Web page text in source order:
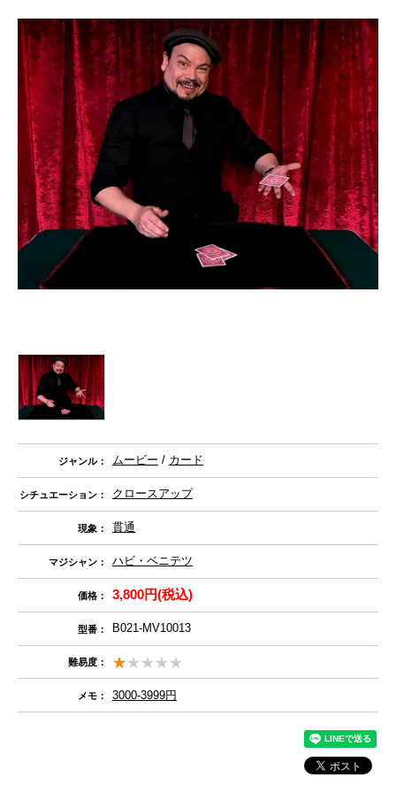
ジャンル： ムービー / カード
シチュエーション： クロースアップ
現象： 貫通
マジシャン： ハビ・ベニテツ
価格： 3,800円(税込)
型番： B021-MV10013
難易度：
メモ： 3000-3999円